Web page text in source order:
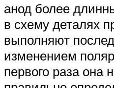
анод более
в схему деталях
выполняют
изменением
первого раза она